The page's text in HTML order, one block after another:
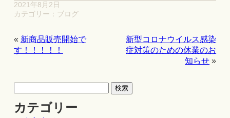
2021年8月2日
カテゴリー： ブログ
« 新商品販売開始で
す！！！！！
新型コロナウイルス感染
症対策のための休業のお
知らせ »
カテゴリー